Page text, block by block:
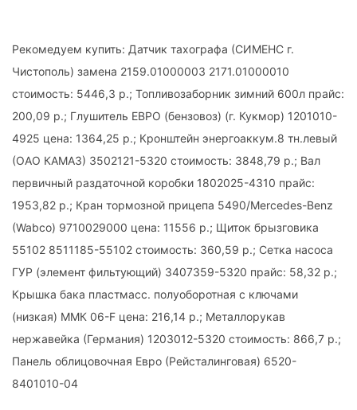
Рекомедуем купить: Датчик тахографа (СИМЕНС г.
Чистополь) замена 2159.01000003 2171.01000010
стоимость: 5446,3 р.; Топливозаборник зимний 600л прайс:
200,09 р.; Глушитель ЕВРО (бензовоз) (г. Кукмор) 1201010-
4925 цена: 1364,25 р.; Кронштейн энергоаккум.8 тн.левый
(ОАО КАМАЗ) 3502121-5320 стоимость: 3848,79 р.; Вал
первичный раздаточной коробки 1802025-4310 прайс:
1953,82 р.; Кран тормозной прицепа 5490/Mercedes-Benz
(Wabco) 9710029000 цена: 11556 р.; Щиток брызговика
55102 8511185-55102 стоимость: 360,59 р.; Сетка насоса
ГУР (элемент фильтующий) 3407359-5320 прайс: 58,32 р.;
Крышка бака пластмасс. полуоборотная с ключами
(низкая) ММК 06-F цена: 216,14 р.; Металлорукав
нержавейка (Германия) 1203012-5320 стоимость: 866,7 р.;
Панель облицовочная Евро (Рейсталинговая) 6520-
8401010-04